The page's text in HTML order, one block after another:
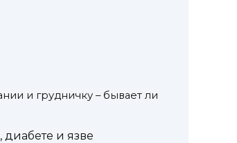
и грудничку – бывает ли
и язве